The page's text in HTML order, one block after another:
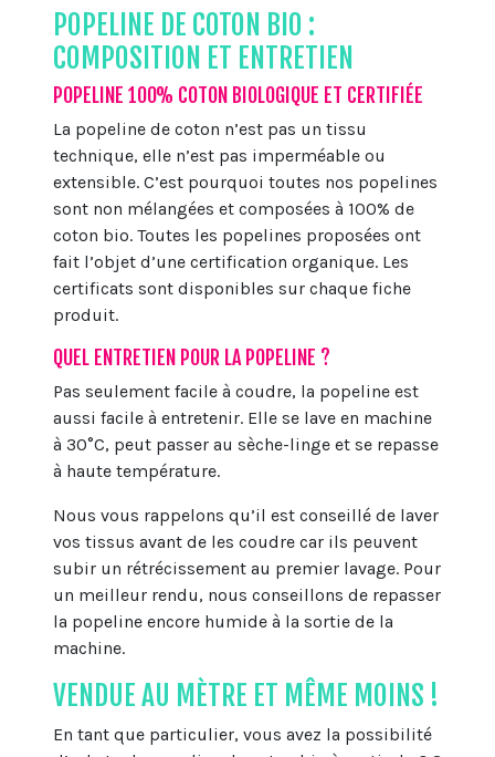
POPELINE DE COTON BIO :
COMPOSITION ET ENTRETIEN
POPELINE 100% COTON BIOLOGIQUE ET CERTIFIÉE
La popeline de coton n’est pas un tissu
technique, elle n’est pas imperméable ou
extensible. C’est pourquoi toutes nos popelines
sont non mélangées et composées à 100% de
coton bio. Toutes les popelines proposées ont
fait l’objet d’une certification organique. Les
certificats sont disponibles sur chaque fiche
produit.
QUEL ENTRETIEN POUR LA POPELINE ?
Pas seulement facile à coudre, la popeline est
aussi facile à entretenir. Elle se lave en machine
à 30°C, peut passer au sèche-linge et se repasse
à haute température.
Nous vous rappelons qu’il est conseillé de laver
vos tissus avant de les coudre car ils peuvent
subir un rétrécissement au premier lavage. Pour
un meilleur rendu, nous conseillons de repasser
la popeline encore humide à la sortie de la
machine.
VENDUE AU MÈTRE ET MÊME MOINS !
En tant que particulier, vous avez la possibilité